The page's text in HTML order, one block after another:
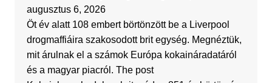
augusztus 6, 2026
Öt év alatt 108 embert börtönzött be a Liverpool
drogmaffiáira szakosodott brit egység. Megnéztük,
mit árulnak el a számok Európa kokaináradatáról
és a magyar piacról. The post